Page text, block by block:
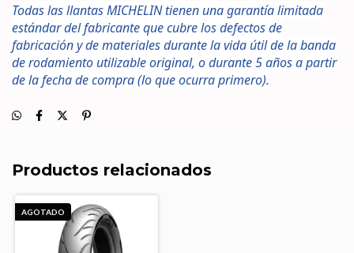
Todas las llantas MICHELIN tienen una garantía limitada
estándar del fabricante que cubre los defectos de
fabricación y de materiales durante la vida útil de la banda
de rodamiento utilizable original, o durante 5 años a partir
de la fecha de compra (lo que ocurra primero).
Productos relacionados
AGOTADO